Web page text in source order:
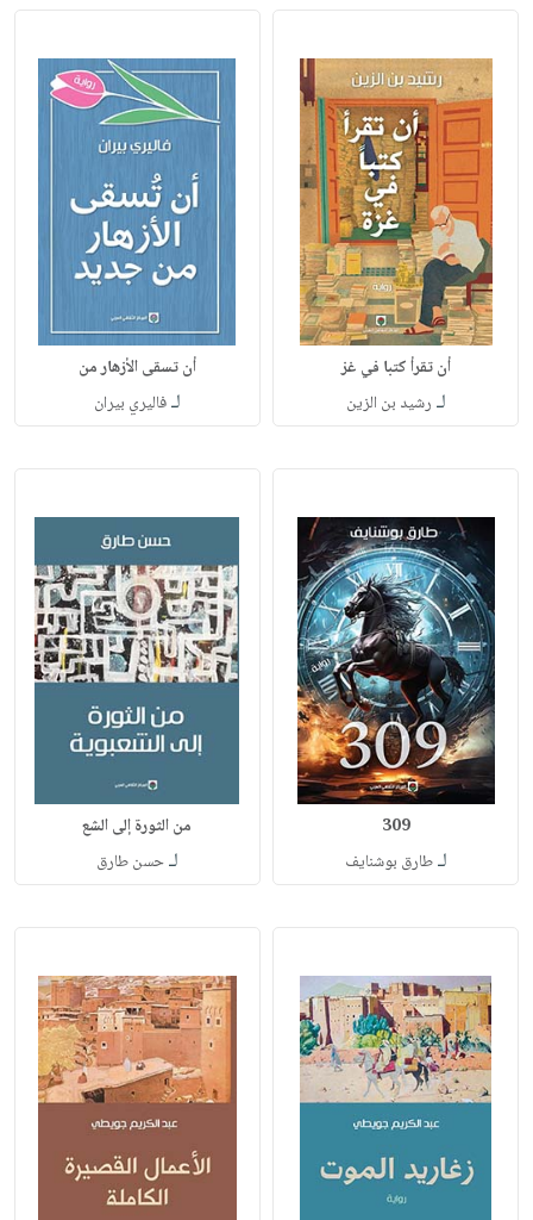
أن تقرأ كتبا في غز
لـ رشيد بن الزين
أن تسقى الأزهار من
لـفاليري بيران
309
لـطارق بوشنايف
من الثورة إلى الشع
لـحسن طارق